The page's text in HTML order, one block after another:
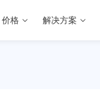
价格 解决方案